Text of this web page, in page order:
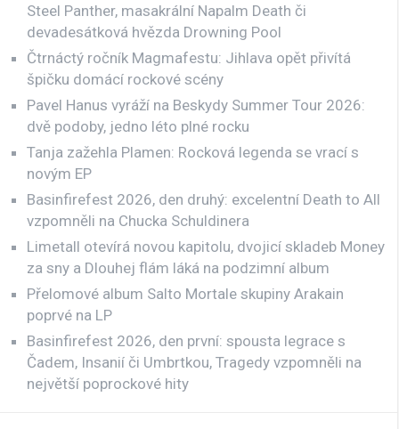
Steel Panther, masakrální Napalm Death či
devadesátková hvězda Drowning Pool
Čtrnáctý ročník Magmafestu: Jihlava opět přivítá
špičku domácí rockové scény
Pavel Hanus vyráží na Beskydy Summer Tour 2026:
dvě podoby, jedno léto plné rocku
Tanja zažehla Plamen: Rocková legenda se vrací s
novým EP
Basinfirefest 2026, den druhý: excelentní Death to All
vzpomněli na Chucka Schuldinera
Limetall otevírá novou kapitolu, dvojicí skladeb Money
za sny a Dlouhej flám láká na podzimní album
Přelomové album Salto Mortale skupiny Arakain
poprvé na LP
Basinfirefest 2026, den první: spousta legrace s
Čadem, Insanií či Umbrtkou, Tragedy vzpomněli na
největší poprockové hity